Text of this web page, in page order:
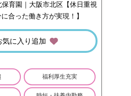
育園｜大阪市北区【休日重視
合った働き方が実現！】
気に入り追加
福利厚生充実